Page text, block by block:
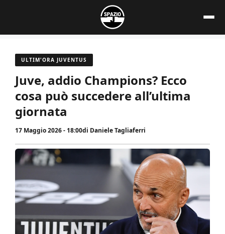
contenuto
ULTIM'ORA JUVENTUS
Juve, addio Champions? Ecco
cosa può succedere all’ultima
giornata
17 Maggio 2026 - 18:00di Daniele Tagliaferri